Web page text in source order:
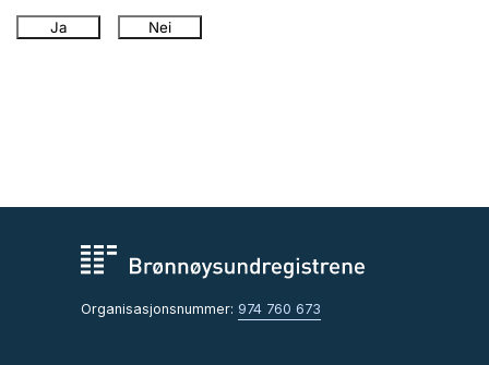
Ja Nei
Organisasjonsnummer: 974 760 673